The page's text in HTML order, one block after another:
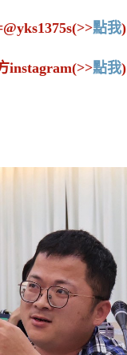
點我)
instagram(>>點我)